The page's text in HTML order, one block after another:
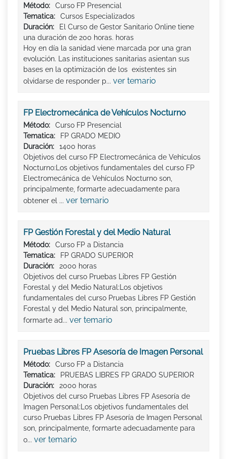
Método:
Curso FP Presencial
Tematica:
Cursos Especializados
Duración:
El Curso de Gestor Sanitario Online tiene
una duración de 200 horas. horas
Hoy en día la sanidad viene marcada por una gran
evolución. Las instituciones sanitarias asientan sus
bases en la optimización de los existentes sin
olvidarse de responder p... ver temario
FP Electromecánica de Vehículos Nocturno
Método:
Curso FP Presencial
Tematica:
FP GRADO MEDIO
Duración:
1400 horas
Objetivos del curso FP Electromecánica de Vehículos
Nocturno:Los objetivos fundamentales del curso FP
Electromecánica de Vehículos Nocturno son,
principalmente, formarte adecuadamente para
obtener el ... ver temario
FP Gestión Forestal y del Medio Natural
Método:
Curso FP a Distancia
Tematica:
FP GRADO SUPERIOR
Duración:
2000 horas
Objetivos del curso Pruebas Libres FP Gestión
Forestal y del Medio Natural:Los objetivos
fundamentales del curso Pruebas Libres FP Gestión
Forestal y del Medio Natural son, principalmente,
formarte ad... ver temario
Pruebas Libres FP Asesoría de Imagen Personal
Método:
Curso FP a Distancia
Tematica:
PRUEBAS LIBRES FP GRADO SUPERIOR
Duración:
2000 horas
Objetivos del curso Pruebas Libres FP Asesoría de
Imagen Personal:Los objetivos fundamentales del
curso Pruebas Libres FP Asesoría de Imagen Personal
son, principalmente, formarte adecuadamente para
o... ver temario